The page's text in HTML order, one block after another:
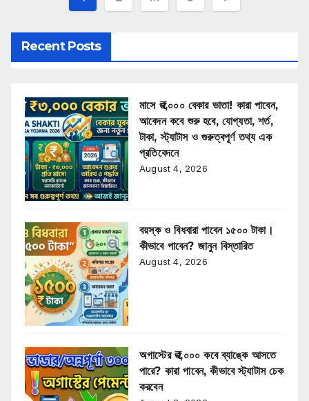
pagination
Recent Posts
মাসে ₹৩,০০০ বেকার ভাতা! কারা পাবেন,
আবেদন কবে শুরু হবে, যোগ্যতা, শর্ত,
টাকা, স্ট্যাটাস ও গুরুত্বপূর্ণ তথ্য এক
প্রতিবেদনে
August 4, 2026
বয়স্ক ও বিধবারা পাবেন ১৫০০ টাকা।
কীভাবে পাবেন? জানুন বিস্তারিত
August 4, 2026
অগাস্টের ₹৩,০০০ কবে ব্যাঙ্কে আসতে
পারে? কারা পাবেন, কীভাবে স্ট্যাটাস চেক
করবেন